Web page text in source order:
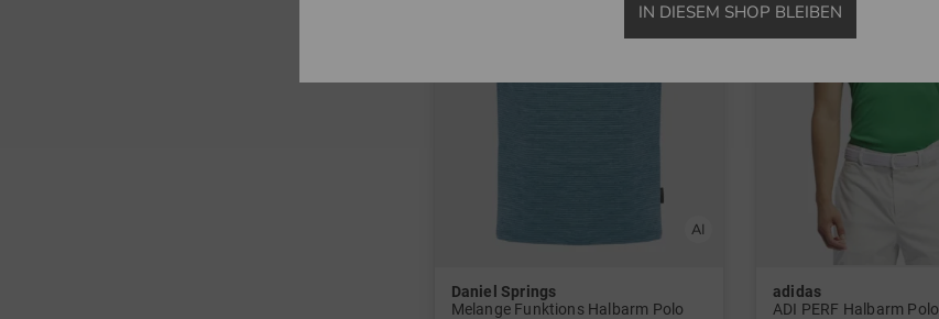
Daniel Springs
Melange Funktions Halbarm Polo
adidas
ADI PERF Halbarm Polo
IN DIESEM SHOP BLEIBEN